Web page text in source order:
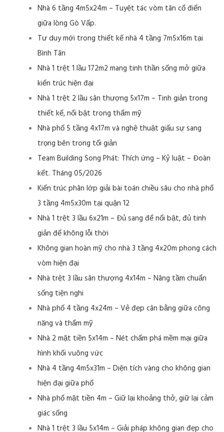
Nhà 6 tầng 4m5x24m – Tuyệt tác vòm tân cổ điển
giữa lòng Gò Vấp.
Tư duy mới trong thiết kế nhà 4 tầng 7m5x16m tại
Bình Tân
Nhà 1 trệt 1 lầu 172m2 mang tinh thần sống mở giữa
kiến trúc hiện đại
Nhà 1 trệt 2 lầu sân thượng 5x17m – Tinh giản trong
thiết kế, nổi bật trong thẩm mỹ
Nhà phố 5 tầng 4x17m và nghệ thuật giấu sự sang
trọng bên trong tối giản
Team Building Song Phát: Thích ứng – Kỷ luật – Đoàn
kết. Tháng 05/2026
Kiến trúc phân lớp giải bài toán chiều sâu cho nhà phố
3 tầng 4m5x30m tại quận 12
Nhà 1 trệt 3 lầu 6x21m – Đủ sang để nổi bật, đủ tinh
giản để không lỗi thời
Không gian hoàn mỹ cho nhà 3 tầng 4x20m phong cách
vòm hiện đại
Nhà trệt 3 lầu sân thượng 4x14m – Nâng tầm chuẩn
sống tiện nghi
Nhà phố 4 tầng 4x24m – Vẻ đẹp cân bằng giữa công
năng và thẩm mỹ
Nhà 2 mặt tiền 5x14m – Nét chấm phá mềm mại giữa
hình khối vuông vức
Nhà 4 tầng 4m5x31m – Diện tích vàng cho không gian
hiện đại giữa phố
Nhà phố mặt tiền 4m – Giữ lại khoảng thở, giữ lại cảm
giác sống
Nhà 1 trệt 3 lầu 5x14m – Giải pháp không gian đẹp cho